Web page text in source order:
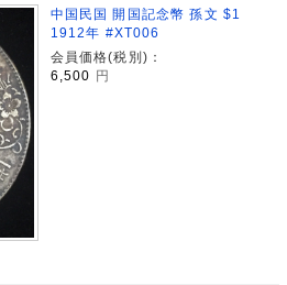
中国民国 開国記念幣 孫文 $1
1912年 #XT006
会員価格(税別)：
6,500
円